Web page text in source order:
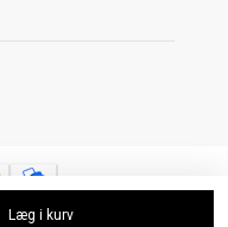
Læg i kurv
Reserved. Havemøbelland